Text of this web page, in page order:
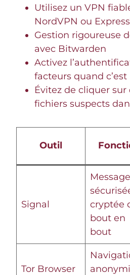
Utilisez un VPN
NordVPN ou
Gestion rigoureuse
avec Bitwarden
Activez
facteurs quand c’est
Évitez de cliquer sur
fichiers suspects
Outil
Signal
cryptée
bout en
bout
Tor Browser